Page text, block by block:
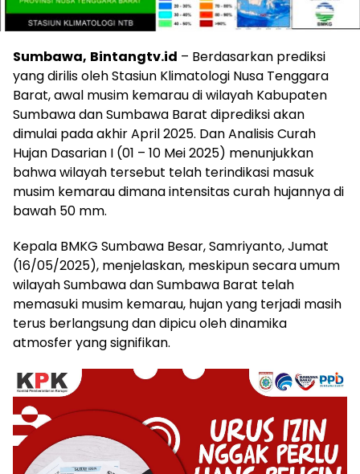
Sumbawa, Bintangtv.id – Berdasarkan prediksi
yang dirilis oleh Stasiun Klimatologi Nusa Tenggara
Barat, awal musim kemarau di wilayah Kabupaten
Sumbawa dan Sumbawa Barat diprediksi akan
dimulai pada akhir April 2025. Dan Analisis Curah
Hujan Dasarian I (01 – 10 Mei 2025) menunjukkan
bahwa wilayah tersebut telah terindikasi masuk
musim kemarau dimana intensitas curah hujannya di
bawah 50 mm.
Kepala BMKG Sumbawa Besar, Samriyanto, Jumat
(16/05/2025), menjelaskan, meskipun secara umum
wilayah Sumbawa dan Sumbawa Barat telah
memasuki musim kemarau, hujan yang terjadi masih
terus berlangsung dan dipicu oleh dinamika
atmosfer yang signifikan.